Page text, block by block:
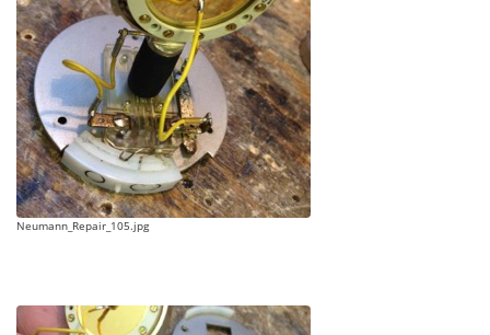
Neumann_Repair_105.jpg